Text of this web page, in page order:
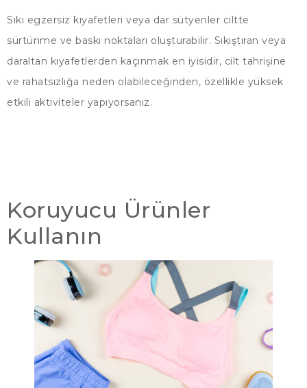
Sıkı egzersiz kıyafetleri veya dar sütyenler ciltte
sürtünme ve baskı noktaları oluşturabilir. Sıkıştıran veya
daraltan kıyafetlerden kaçınmak en iyisidir, cilt tahrişine
ve rahatsızlığa neden olabileceğinden, özellikle yüksek
etkili aktiviteler yapıyorsanız.
Koruyucu Ürünler
Kullanın